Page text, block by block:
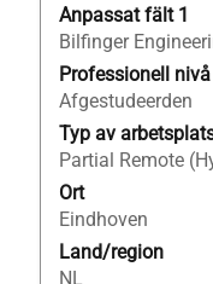
Anpassat fält 1
Bilfinger
Professionell nivå
Afgestudeerden
Typ av
Partial Remote
Ort
Eindhoven
Land/region
NL
för
att
visa
allt
innehåll
i
jobbeskrivningen.